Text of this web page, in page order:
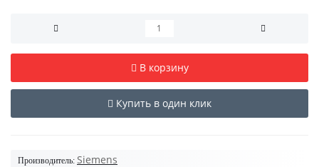
В корзину
Купить в один клик
Производитель: Siemens